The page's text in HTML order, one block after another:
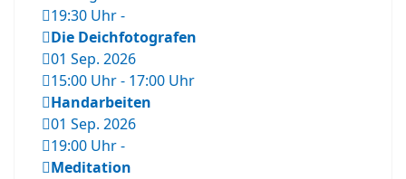
19:30 Uhr-
Die Deichfotografen
01 Sep. 2026
15:00 Uhr- 17:00 Uhr
Handarbeiten
01 Sep. 2026
19:00 Uhr-
Meditation